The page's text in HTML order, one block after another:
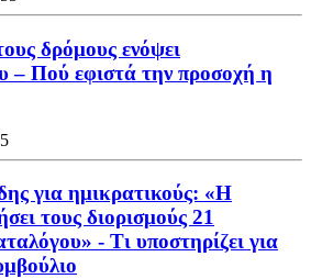
δρόμους ενόψει
– Πού εφιστά την προσοχή η
για ημικρατικούς: «Η
τους διορισμούς 21
- Τι υποστηρίζει για